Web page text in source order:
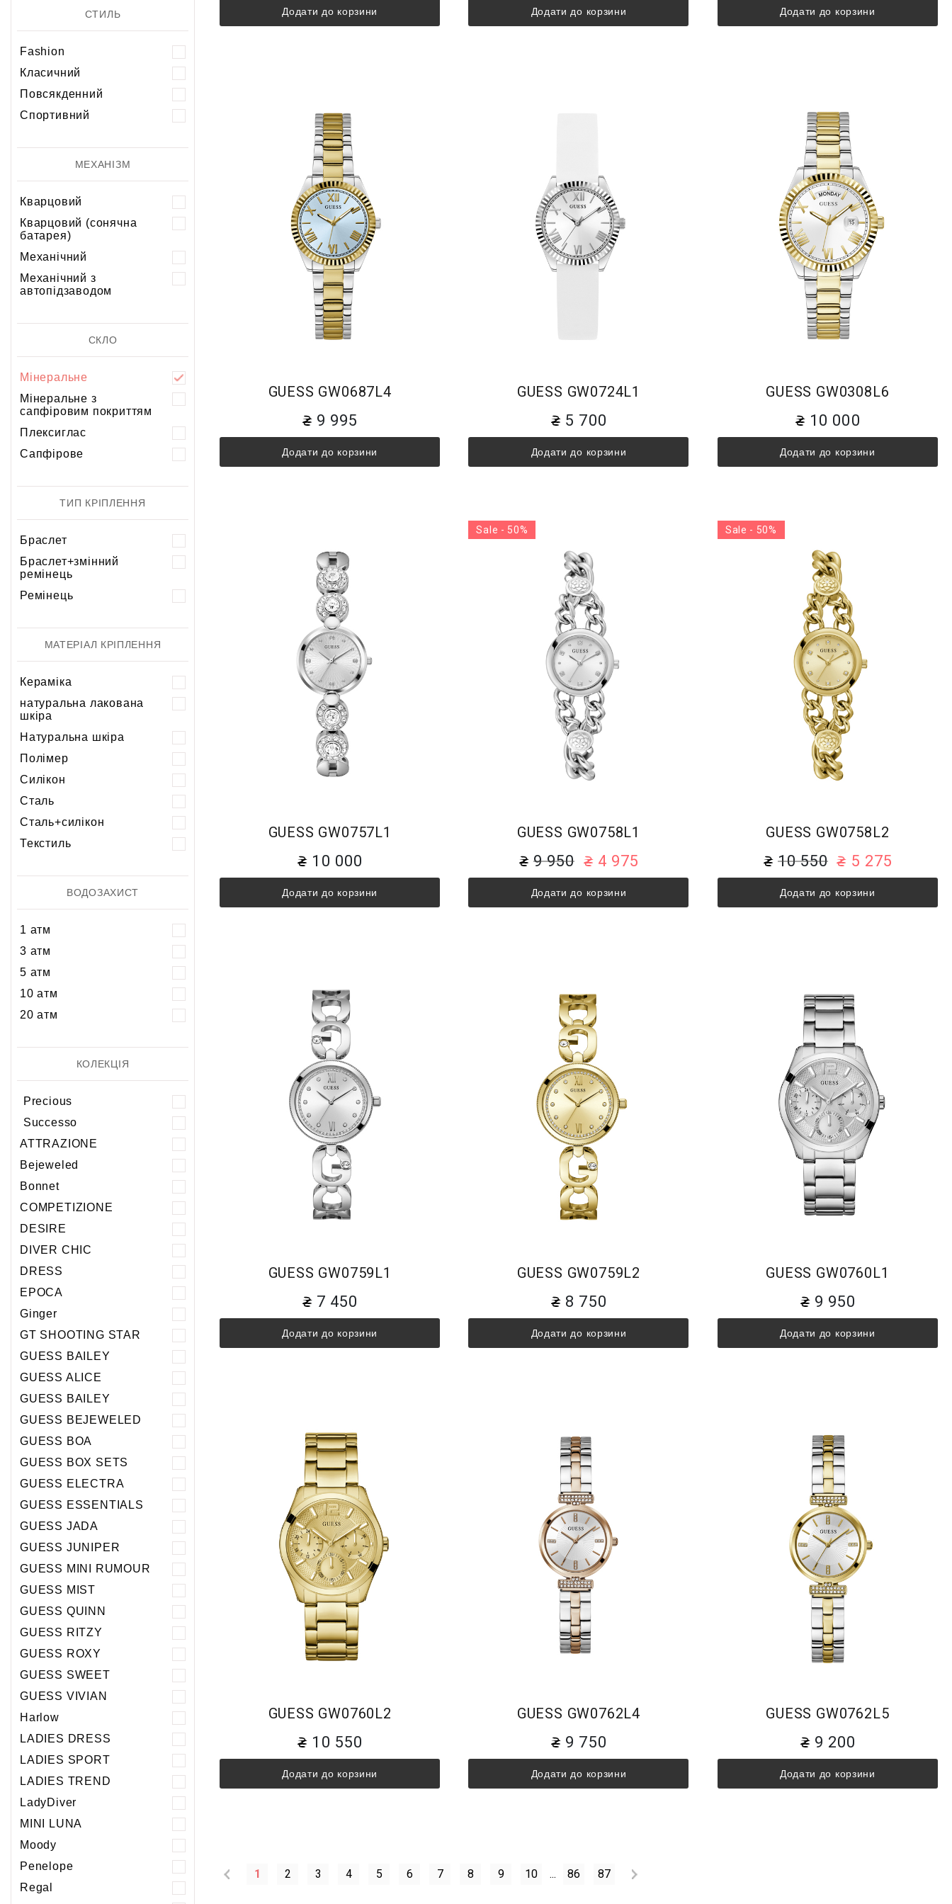
СТИЛЬ
Fashion
Класичний
Повсякденний
Спортивний
МЕХАНІЗМ
Кварцовий
Кварцовий (сонячна
батарея)
Механічний
Механічний з
автопідзаводом
СКЛО
Мінеральне
Мінеральне з
сапфіровим покриттям
Плексиглас
Сапфірове
ТИП КРІПЛЕННЯ
Браслет
Браслет+змінний
ремінець
Ремінець
МАТЕРІАЛ КРІПЛЕННЯ
Кераміка
натуральна лакована
шкіра
Натуральна шкіра
Полімер
Силікон
Сталь
Сталь+силікон
Текстиль
ВОДОЗАХИСТ
1 атм
3 атм
5 атм
10 атм
20 атм
КОЛЕКЦІЯ
Precious
Successo
ATTRAZIONE
Bejeweled
Bonnet
COMPETIZIONE
DESIRE
DIVER CHIC
DRESS
EPOCA
Ginger
GT SHOOTING STAR
GUESS BAILEY
GUESS ALICE
GUESS BAILEY
GUESS BEJEWELED
GUESS BOA
GUESS BOX SETS
GUESS ELECTRA
GUESS ESSENTIALS
GUESS JADA
GUESS JUNIPER
GUESS MINI RUMOUR
GUESS MIST
GUESS QUINN
GUESS RITZY
GUESS ROXY
GUESS SWEET
GUESS VIVIAN
Harlow
LADIES DRESS
LADIES SPORT
LADIES TREND
LadyDiver
MINI LUNA
Moody
Penelope
Regal
Додати до корзини Додати до корзини Додати до корзини
GUESS GW0687L4
9 995
Додати до корзини
GUESS GW0724L1
5 700
Додати до корзини
GUESS GW0308L6
10 000
Додати до корзини
GUESS GW0757L1
10 000
Додати до корзини
GUESS GW0758L1
9 950 4 975
Додати до корзини
Sale - 50%
GUESS GW0758L2
10 550 5 275
Додати до корзини
Sale - 50%
GUESS GW0759L1
7 450
Додати до корзини
GUESS GW0759L2
8 750
Додати до корзини
GUESS GW0760L1
9 950
Додати до корзини
GUESS GW0760L2
10 550
Додати до корзини
GUESS GW0762L4
9 750
Додати до корзини
GUESS GW0762L5
9 200
Додати до корзини
1 2 3 4 5 6 7 8 9 10 ... 86 87